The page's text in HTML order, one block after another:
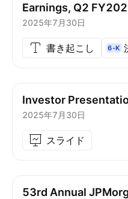
Earnings, Q2
2025年7月30日
書き起こし 6-K
Investor
2025年7月30日
スライド
53rd Annual